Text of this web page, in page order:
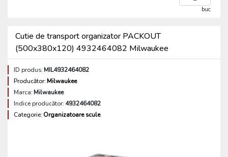
buc
Cutie de transport organizator PACKOUT
(500x380x120) 4932464082 Milwaukee
ID produs:MIL4932464082
Producător:Milwaukee
Marca:Milwaukee
Indice producător: 4932464082
Categorie: Organizatoare scule